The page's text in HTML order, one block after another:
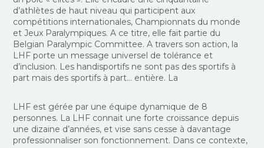
d’athlètes de haut niveau qui participent aux
compétitions internationales, Championnats du monde
et Jeux Paralympiques. A ce titre, elle fait partie du
Belgian Paralympic Committee. A travers son action, la
LHF porte un message universel de tolérance et
d’inclusion. Les handisportifs ne sont pas des sportifs à
part mais des sportifs à part… entière. La
LHF est gérée par une équipe dynamique de 8
personnes. La LHF connait une forte croissance depuis
une dizaine d’années, et vise sans cesse à davantage
professionnaliser son fonctionnement. Dans ce contexte,